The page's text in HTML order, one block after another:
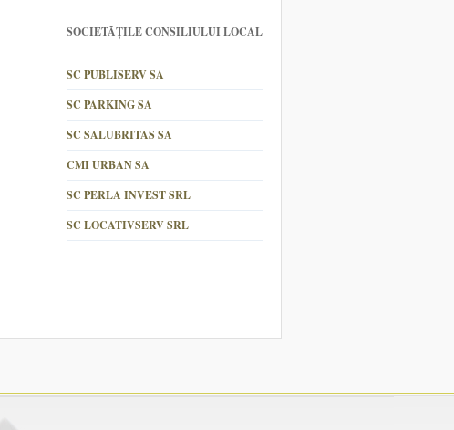
SOCIETĂȚILE CONSILIULUI LOCAL
SC PUBLISERV SA
SC PARKING SA
SC SALUBRITAS SA
CMI URBAN SA
SC PERLA INVEST SRL
SC LOCATIVSERV SRL